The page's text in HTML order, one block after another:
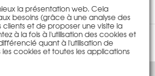
la présentation web. Cela
besoins (grâce à une analyse des
et de proposer une visite la
à la fois à l'utilisation des cookies et
quant à l'utilisation de
cookies et toutes les applications